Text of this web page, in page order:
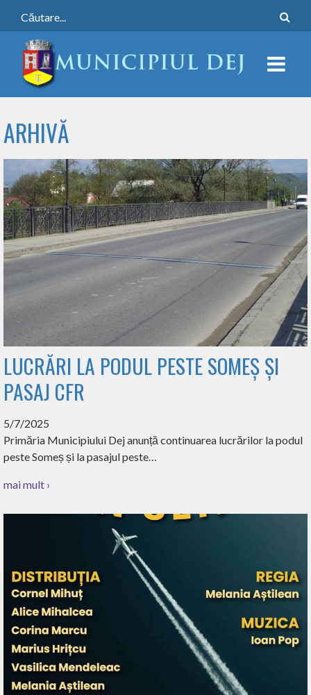
ARHIVĂ
LUCRĂRI LA PODUL PESTE SOMEȘ ȘI
PASAJ CFR
5/7/2025
Primăria Municipiului Dej anunță continuarea lucrărilor la podul
peste Someș și la pasajul peste…
mai mult ›